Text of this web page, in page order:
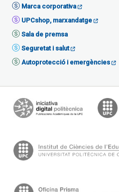
Marca corporativa
UPCshop, marxandatge
Sala de premsa
Seguretat i salut
Autoprotecció i emergències